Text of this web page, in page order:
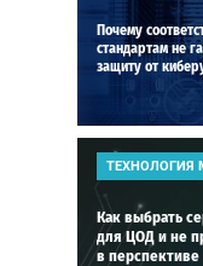
Почему
стандартам не
защиту от
ТЕХНОЛОГИЯ
Как выбрать
для ЦОД и не
в перспективе